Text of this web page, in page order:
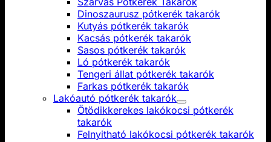
Dinoszaurusz pótkerék takarók
Kutyás pótkerék takarók
Kacsás pótkerék takarók
Sasos pótkerék takarók
Ló pótkerék takarók
Tengeri állat pótkerék takarók
Farkas pótkerék takarók
Lakóautó pótkerék takarók
Ötödikkerekes lakókocsi pótkerék
takarók
Felnyitható lakókocsi pótkerék takarók